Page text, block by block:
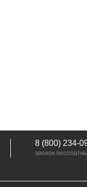
8 (800) 234-
звонок